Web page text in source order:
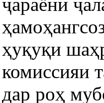
ҳуқуқи
комиссияи
дар роҳ